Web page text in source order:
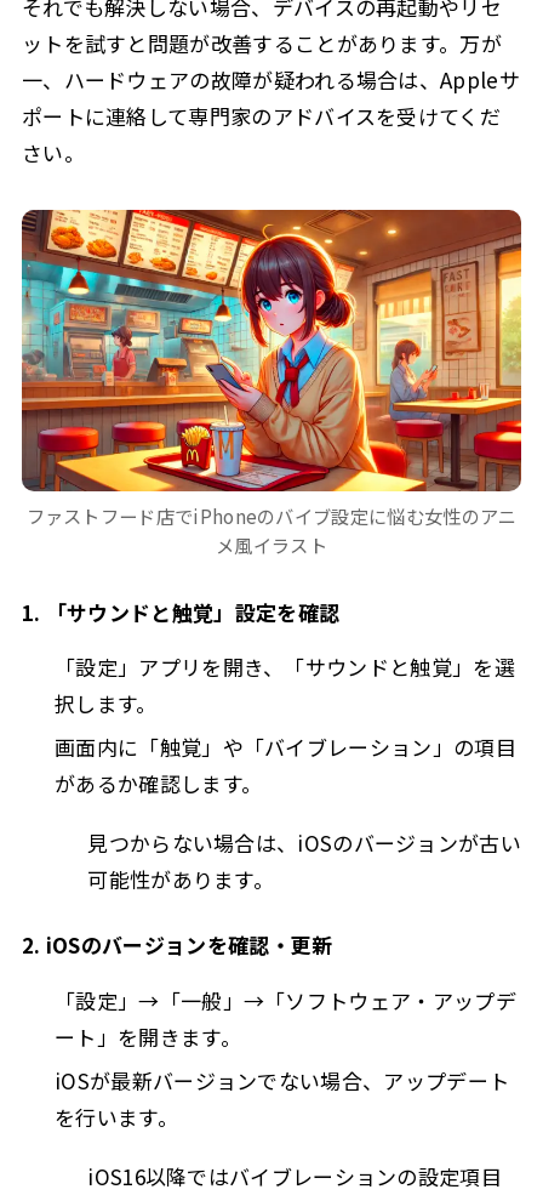
それでも解決しない場合、デバイスの再起動やリセ
ットを試すと問題が改善することがあります。万が
一、ハードウェアの故障が疑われる場合は、Appleサ
ポートに連絡して専門家のアドバイスを受けてくだ
さい。
ファストフード店でiPhoneのバイブ設定に悩む女性のアニ
メ風イラスト
1. 「サウンドと触覚」設定を確認
「設定」アプリを開き、「サウンドと触覚」を選
択します。
画面内に「触覚」や「バイブレーション」の項目
があるか確認します。
見つからない場合は、iOSのバージョンが古い
可能性があります。
2. iOSのバージョンを確認・更新
「設定」→「一般」→「ソフトウェア・アップデ
ート」を開きます。
iOSが最新バージョンでない場合、アップデート
を行います。
iOS16以降ではバイブレーションの設定項目